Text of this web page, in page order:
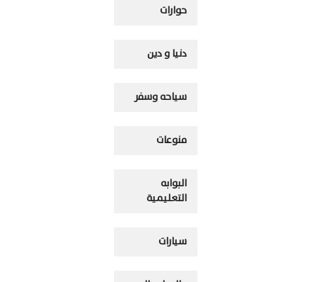
حوارات
دنيا و دين
سياحه وسفر
منوعات
البوابه
التعليمية
سيارات